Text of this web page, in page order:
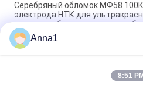
Серебряный обломок МФ58
электрода НТК для
термостолбика термометра лба
Пластиковый термистор
температуры диода пакета
Термистор МФ75-0.2/70 70А
Anna1
8:51 PM